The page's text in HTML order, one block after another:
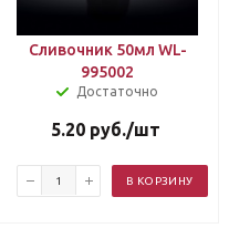
Сливочник 50мл WL-
995002
Достаточно
5.20руб./шт
В КОРЗИНУ